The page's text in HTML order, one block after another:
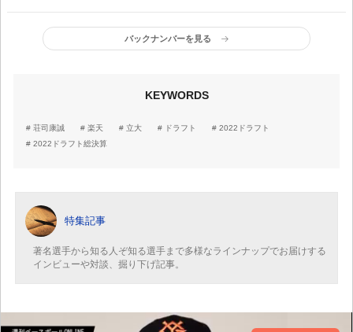
ガー「応援が多くて熱心
なジャイアンツファンば
かりでなく、プロ野球フ
バックナンバーを見る
KEYWORDS
荘司康誠 楽天 立大 ドラフト
2022ドラフト
2022ドラフト総決算
特集記事
著名選手から知る人ぞ知る選手まで多様なラインナップでお届けする
インビューや対談、掘り下げ記事。